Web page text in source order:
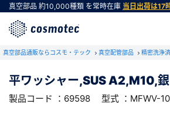
真空部品 約10,000種類 を常時在庫 当日出荷は17
真空部品通販ならコスモ・テック 真空配管部品 精密洗浄
平ワッシャー,SUS A2,M10,
製品コード ：69598 型式 ：MFWV-
RoHS2適合報告書のダウ
下記製品のRoHS2適合報告書のダウン
平ワッシャー,SUS A2,M10,銀コート
会員登録がお済みで